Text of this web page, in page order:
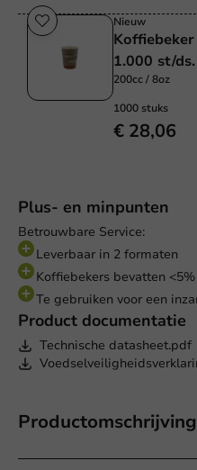
Plus- en minpunten
Betrouwbare Service:
Leverbaar in 2 formaten
Koffiebekers bevatten
Te gebruiken voor een
Product documentatie
Technische datasheet.pdf
Productomschrijving
Nieuw
1.000 st/ds.
200cc / 8oz
1000 stuks
€ 28,06